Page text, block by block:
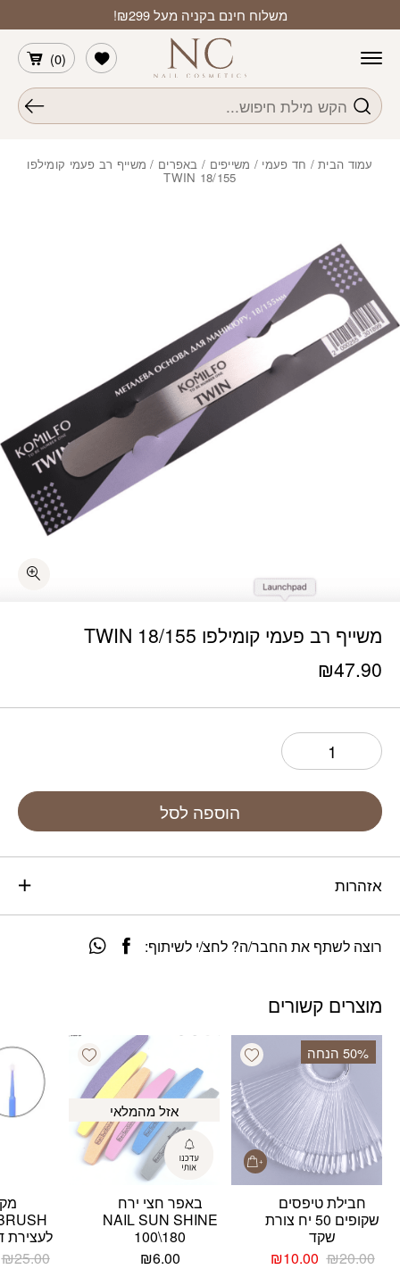
משלוח חינם בקניה מעל ₪299!
חיפוש
(
0
)
הרשימה שלי
עמוד הבית/ חד פעמי / משייפים / באפרים / משייף רב פעמי קומילפו
TWIN 18/155
משייף רב פעמי קומילפו TWIN 18/155
₪47.90
הוספה לסל
אזהרות
רוצה לשתף את החבר/ה? לחצ/י לשיתוף:
מוצרים קשורים
Add wishlist ‫50% הנחה
חבילת טיפסים
שקופים 50 יח צורת
שקד
₪20.00
המחיר₪10.00
Add wishlist
אזל מהמלאי
באפר חצי ירח
NAIL SUN SHINE
100\180
₪6.00
לעצירת דם
₪25.00